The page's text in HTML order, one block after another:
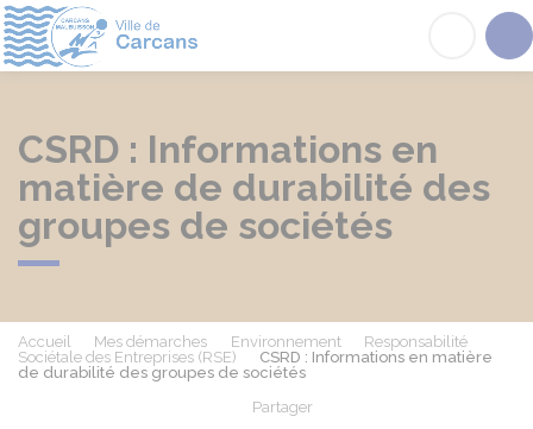
CSRD : Informations en
matière de durabilité des
groupes de sociétés
Accueil Mes démarches Environnement
Responsabilité
Sociétale des Entreprises (RSE)
CSRD : Informations en matière
de durabilité des groupes de sociétés
Partager